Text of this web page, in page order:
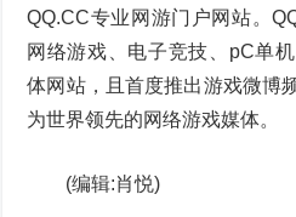
QQ.CC专业网游门户网站。
网络游戏、电子竞技、pC单
体网站，且首度推出游戏微博
为世界领先的网络游戏媒体。
(编辑:肖悦)